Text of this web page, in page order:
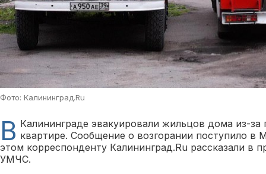
Фото: Калининград.Ru
В Калининграде эвакуировали жильцов дома из-
квартире. Сообщение о возгорании поступило в
этом корреспонденту Калининград.Ru рассказали в
УМЧС.